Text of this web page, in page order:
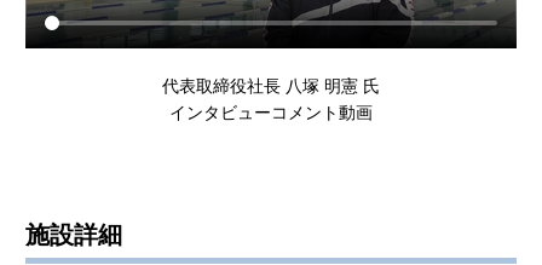
代表取締役社長 八塚 明憲 氏
インタビューコメント動画
施設詳細